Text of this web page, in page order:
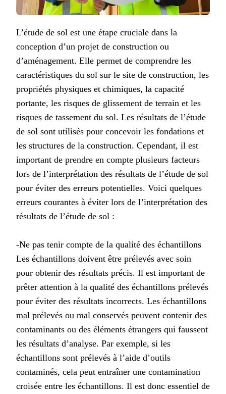
L’étude de sol est une étape cruciale dans la
conception d’un projet de construction ou
d’aménagement. Elle permet de comprendre les
caractéristiques du sol sur le site de construction, les
propriétés physiques et chimiques, la capacité
portante, les risques de glissement de terrain et les
risques de tassement du sol. Les résultats de l’étude
de sol sont utilisés pour concevoir les fondations et
les structures de la construction. Cependant, il est
important de prendre en compte plusieurs facteurs
lors de l’interprétation des résultats de l’étude de sol
pour éviter des erreurs potentielles. Voici quelques
erreurs courantes à éviter lors de l’interprétation des
résultats de l’étude de sol :
-Ne pas tenir compte de la qualité des échantillons
Les échantillons doivent être prélevés avec soin
pour obtenir des résultats précis. Il est important de
prêter attention à la qualité des échantillons prélevés
pour éviter des résultats incorrects. Les échantillons
mal prélevés ou mal conservés peuvent contenir des
contaminants ou des éléments étrangers qui faussent
les résultats d’analyse. Par exemple, si les
échantillons sont prélevés à l’aide d’outils
contaminés, cela peut entraîner une contamination
croisée entre les échantillons. Il est donc essentiel de